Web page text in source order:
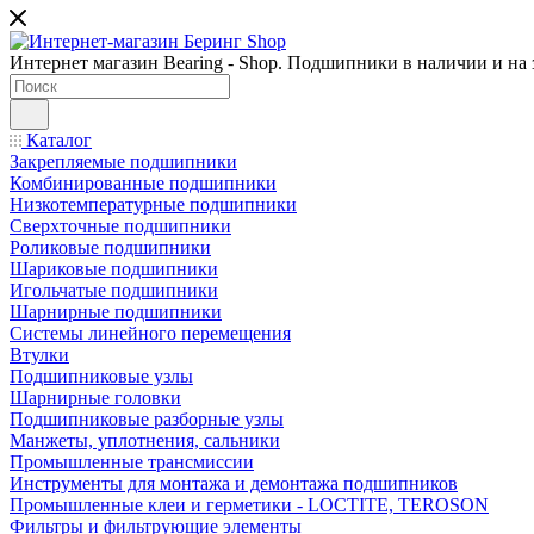
Интернет магазин Bearing - Shop. Подшипники в наличии и на
Каталог
Закрепляемые подшипники
Комбинированные подшипники
Низкотемпературные подшипники
Сверхточные подшипники
Роликовые подшипники
Шариковые подшипники
Игольчатые подшипники
Шарнирные подшипники
Системы линейного перемещения
Втулки
Подшипниковые узлы
Шарнирные головки
Подшипниковые разборные узлы
Манжеты, уплотнения, сальники
Промышленные трансмиссии
Инструменты для монтажа и демонтажа подшипников
Промышленные клеи и герметики - LOCTITE, TEROSON
Фильтры и фильтрующие элементы